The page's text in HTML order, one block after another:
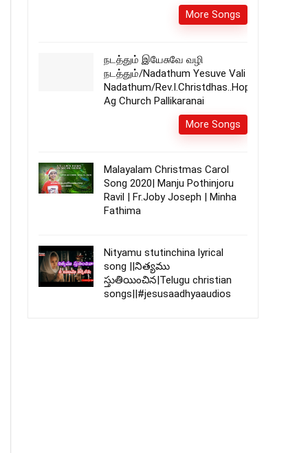
More Songs
நடத்தும் இயேசுவே வழி
நடத்தும்/Nadathum Yesuve Vali
Nadathum/Rev.I.Christdhas..Hope
Ag Church Pallikaranai
More Songs
Malayalam Christmas Carol
Song 2020| Manju Pothinjoru
Ravil | Fr.Joby Joseph | Minha
Fathima
Nityamu stutinchina lyrical
song ||నిత్యము
స్తుతియించిన|Telugu christian
songs||#jesusaadhyaaudios